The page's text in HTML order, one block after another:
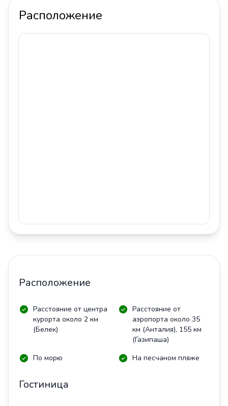
Расположение
Расположение
Расстояние от центра
курорта около 2 км
(Белек)
Расстояние от
аэропорта около 35
км (Анталия), 155 км
(Газипаша)
По морю
На песчаном пляже
Гостиница